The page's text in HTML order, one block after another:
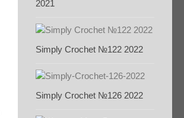
2021
Simply Crochet №122 2022
Simply Crochet №126 2022